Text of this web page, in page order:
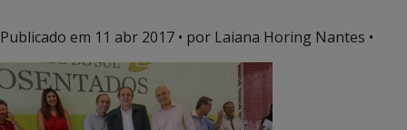
Publicado em 11 abr 2017 • por Laiana Horing Nantes •